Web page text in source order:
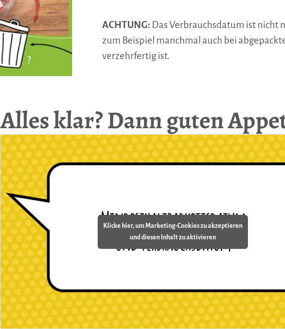
ACHTUNG: Das Verbrauchsdatum ist nicht
zum Beispiel manchmal auch bei
verzehrfertig ist.
Alles klar? Dann guten
Klicke hier, um Marketing-Cookies zu akzeptieren
und diesen Inhalt zu aktivieren